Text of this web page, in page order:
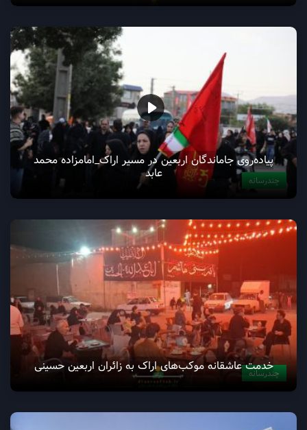
چندرسانه
پیاده‌روی جاماندگان اربعین در مسیر اراک_امامزاده محمد
عابد
چندرسانه
خدمت عاشقانه موکب‌های اراک به زائران اربعین حسینی